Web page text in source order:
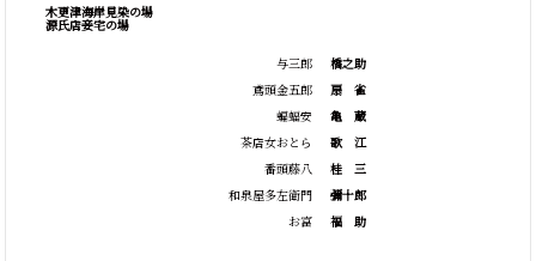
木更津海岸見染の場
源氏店妾宅の場
与三郎
鳶頭金五郎
蝙蝠安
茶店女おとら
番頭藤八
和泉屋多左衛門
お富
橋之助
扇
雀
亀
蔵
歌
江
桂
三
彌十郎
福
助